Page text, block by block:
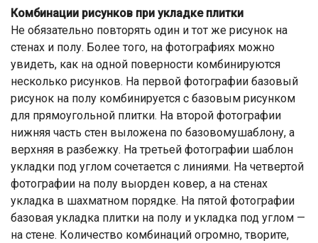
Комбинации рисунков при укладке плитки
Не обязательно повторять один и тот же рисунок на
стенах и полу. Более того, на фотографиях можно
увидеть, как на одной поверности комбинируются
несколько рисунков. На первой фотографии базовый
рисунок на полу комбинируется с базовым рисунком
для прямоугольной плитки. На второй фотографии
нижняя часть стен выложена по базовомушаблону, а
верхняя в разбежку. На третьей фотографии шаблон
укладки под углом сочетается с линиями. На четвертой
фотографии на полу выорден ковер, а на стенах
укладка в шахматном порядке. На пятой фотографии
базовая укладка плитки на полу и укладка под углом —
на стене. Количество комбинаций огромно, творите,